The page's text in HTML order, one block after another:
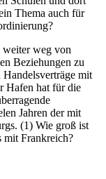
Thema auch für
weg von
Beziehungen zu
Handelsverträge mit
Hafen hat für die
Jahren der mit
(1) Wie groß ist
mit Frankreich?